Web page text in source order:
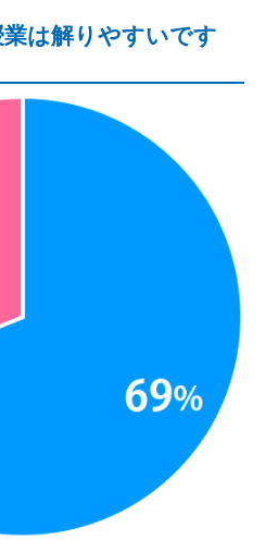
は解りやすいです